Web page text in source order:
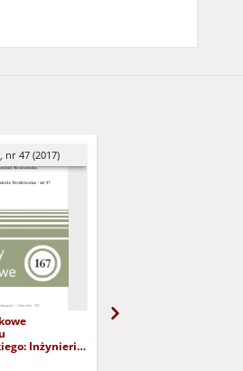
nr 47 (2017)
Inżynieria